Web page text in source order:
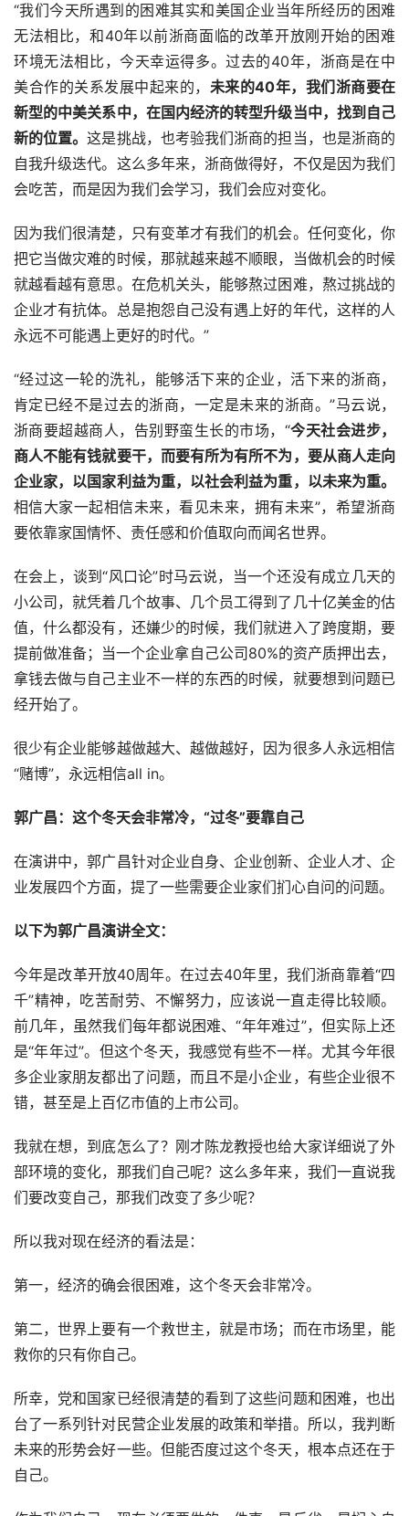
“我们今天所遇到的困难其实和美国企业当年所经历的困难
无法相比，和40年以前浙商面临的改革开放刚开始的困难
环境无法相比，今天幸运得多。过去的40年，浙商是在中
美合作的关系发展中起来的， 未来的40年，我们浙商要在
新型的中美关系中，在国内经济的转型升级当中，找到自己
新的位置。这是挑战，也考验我们浙商的担当，也是浙商的
自我升级迭代。这么多年来，浙商做得好，不仅是因为我们
会吃苦，而是因为我们会学习，我们会应对变化。
因为我们很清楚，只有变革才有我们的机会。任何变化，你
把它当做灾难的时候，那就越来越不顺眼，当做机会的时候
就越看越有意思。在危机关头，能够熬过困难，熬过挑战的
企业才有抗体。总是抱怨自己没有遇上好的年代，这样的人
永远不可能遇上更好的时代。”
“经过这一轮的洗礼，能够活下来的企业，活下来的浙商，
肯定已经不是过去的浙商，一定是未来的浙商。”马云说，
浙商要超越商人，告别野蛮生长的市场，“今天社会进步，
商人不能有钱就要干，而要有所为有所不为，要从商人走向
企业家，以国家利益为重，以社会利益为重，以未来为重。
相信大家一起相信未来，看见未来，拥有未来”，希望浙商
要依靠家国情怀、责任感和价值取向而闻名世界。
在会上，谈到“风口论”时马云说，当一个还没有成立几天的
小公司，就凭着几个故事、几个员工得到了几十亿美金的估
值，什么都没有，还嫌少的时候，我们就进入了跨度期，要
提前做准备；当一个企业拿自己公司80%的资产质押出去，
拿钱去做与自己主业不一样的东西的时候，就要想到问题已
经开始了。
很少有企业能够越做越大、越做越好，因为很多人永远相信
“赌博”，永远相信all in。
郭广昌：这个冬天会非常冷，“过冬”要靠自己
在演讲中，郭广昌针对企业自身、企业创新、企业人才、企
业发展四个方面，提了一些需要企业家们扪心自问的问题。
以下为郭广昌演讲全文：
今年是改革开放40周年。在过去40年里，我们浙商靠着“四
千”精神，吃苦耐劳、不懈努力，应该说一直走得比较顺。
前几年，虽然我们每年都说困难、“年年难过”，但实际上还
是“年年过”。但这个冬天，我感觉有些不一样。尤其今年很
多企业家朋友都出了问题，而且不是小企业，有些企业很不
错，甚至是上百亿市值的上市公司。
我就在想，到底怎么了？刚才陈龙教授也给大家详细说了外
部环境的变化，那我们自己呢？这么多年来，我们一直说我
们要改变自己，那我们改变了多少呢？
所以我对现在经济的看法是：
第一，经济的确会很困难，这个冬天会非常冷。
第二，世界上要有一个救世主，就是市场；而在市场里，能
救你的只有你自己。
所幸，党和国家已经很清楚的看到了这些问题和困难，也出
台了一系列针对民营企业发展的政策和举措。所以，我判断
未来的形势会好一些。但能否度过这个冬天，根本点还在于
自己。